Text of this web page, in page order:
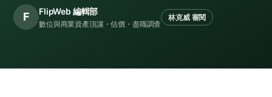
F FlipWeb 編輯部
數位與商業資產頂讓・估價・盡職調查
林克威 審閱